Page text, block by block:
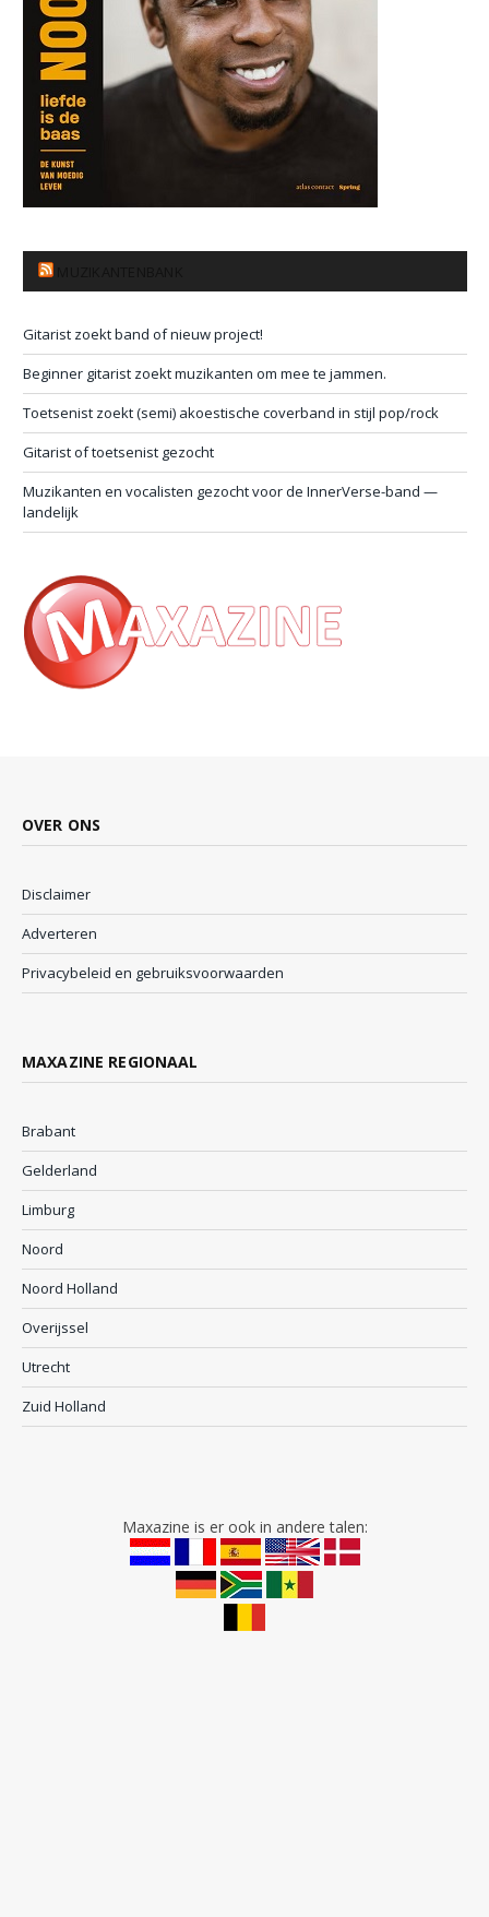
Gitarist zoekt band of nieuw project!
Beginner gitarist zoekt muzikanten om mee te jammen.
Toetsenist zoekt (semi) akoestische coverband in stijl pop/rock
Gitarist of toetsenist gezocht
Muzikanten en vocalisten gezocht voor de InnerVerse-band —
landelijk
OVER ONS
Disclaimer
Adverteren
Privacybeleid en gebruiksvoorwaarden
MAXAZINE REGIONAAL
Brabant
Gelderland
Limburg
Noord
Noord Holland
Overijssel
Utrecht
Zuid Holland
Maxazine is er ook in andere talen: